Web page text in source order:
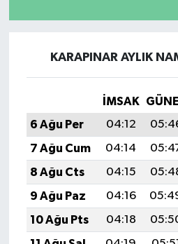
KARAPINAR AYLIK
İMSAK
6 Ağu Per
04:12
7 Ağu Cum
04:14
8 Ağu Cts
04:15
9 Ağu Paz
04:16
10 Ağu Pts
04:18